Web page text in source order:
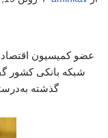
عضو کمیسیون
شبکه بانکی کشور
گذشته